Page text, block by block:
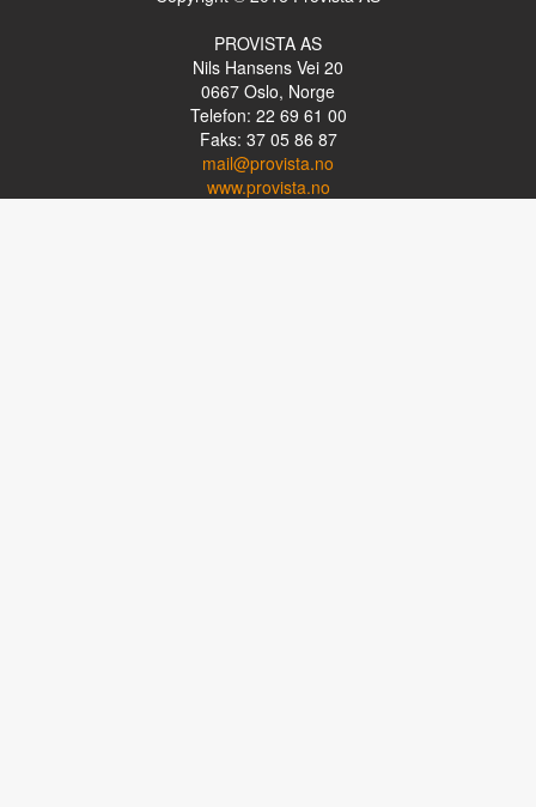
PROVISTA AS
Nils Hansens Vei 20
0667 Oslo, Norge
Telefon: 22 69 61 00
Faks: 37 05 86 87
mail@provista.no
www.provista.no